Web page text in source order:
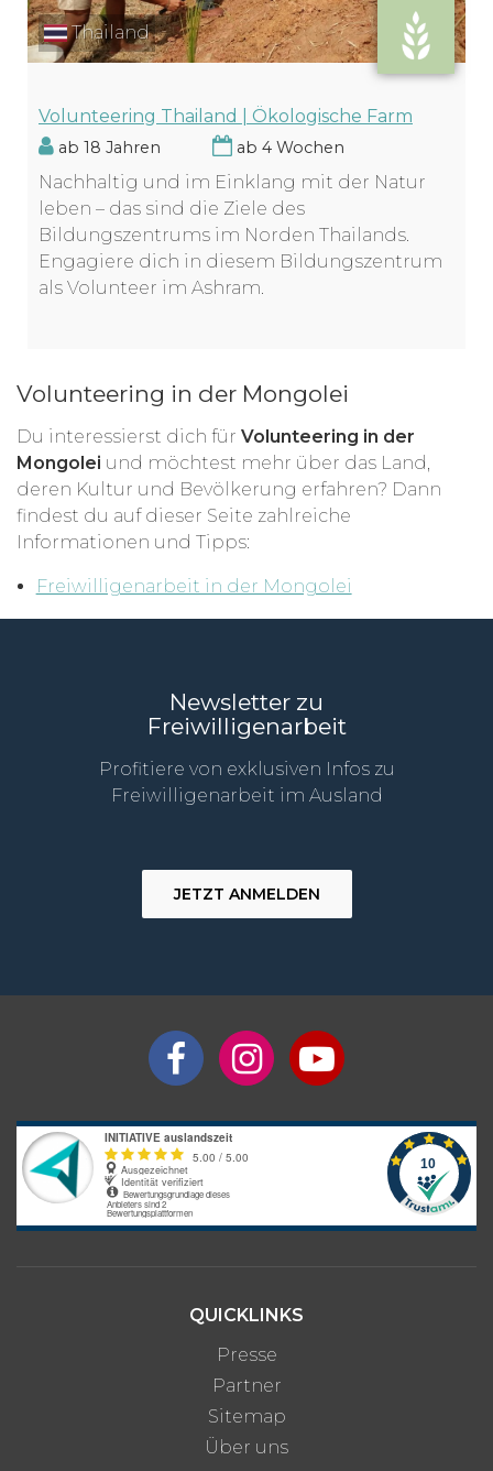
Thailand
Volunteering Thailand | Ökologische Farm
ab 18 Jahren ab 4 Wochen
Nachhaltig und im Einklang mit der Natur
leben – das sind die Ziele des
Bildungszentrums im Norden Thailands.
Engagiere dich in diesem Bildungszentrum
als Volunteer im Ashram.
Volunteering in der Mongolei
Du interessierst dich für Volunteering in der
Mongolei und möchtest mehr über das Land,
deren Kultur und Bevölkerung erfahren? Dann
findest du auf dieser Seite zahlreiche
Informationen und Tipps:
Freiwilligenarbeit in der Mongolei
Newsletter zu
Freiwilligenarbeit
Profitiere von exklusiven Infos zu
Freiwilligenarbeit im Ausland
JETZT ANMELDEN
QUICKLINKS
Presse
Partner
Sitemap
Über uns